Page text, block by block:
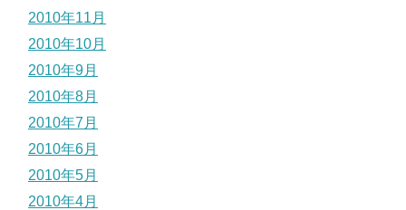
2010年11月
2010年10月
2010年9月
2010年8月
2010年7月
2010年6月
2010年5月
2010年4月